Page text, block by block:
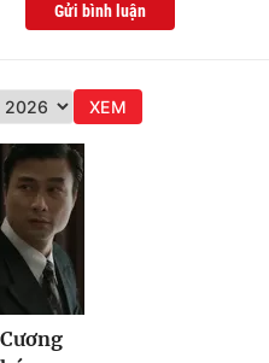
Gửi bình luận
XEM